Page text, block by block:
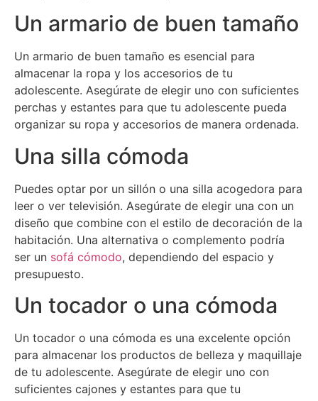
Un armario de buen tamaño
Un armario de buen tamaño es esencial para
almacenar la ropa y los accesorios de tu
adolescente. Asegúrate de elegir uno con suficientes
perchas y estantes para que tu adolescente pueda
organizar su ropa y accesorios de manera ordenada.
Una silla cómoda
Puedes optar por un sillón o una silla acogedora para
leer o ver televisión. Asegúrate de elegir una con un
diseño que combine con el estilo de decoración de la
habitación. Una alternativa o complemento podría
ser un sofá cómodo, dependiendo del espacio y
presupuesto.
Un tocador o una cómoda
Un tocador o una cómoda es una excelente opción
para almacenar los productos de belleza y maquillaje
de tu adolescente. Asegúrate de elegir uno con
suficientes cajones y estantes para que tu